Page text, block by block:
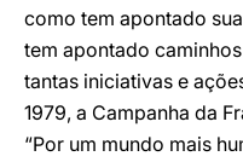
como tem apontado
tem apontado
tantas iniciativas e
1979, a Campanha da
“Por um mundo mais